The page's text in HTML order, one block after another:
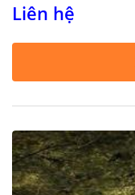
Liên hệ